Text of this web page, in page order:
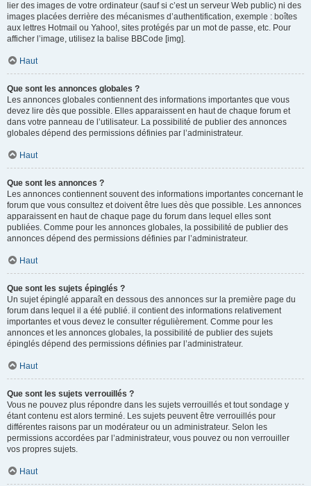
lier des images de votre ordinateur (sauf si c’est un serveur Web public) ni des
images placées derrière des mécanismes d’authentification, exemple : boîtes
aux lettres Hotmail ou Yahoo!, sites protégés par un mot de passe, etc. Pour
afficher l’image, utilisez la balise BBCode [img].
Haut
Que sont les annonces globales ?
Les annonces globales contiennent des informations importantes que vous
devez lire dès que possible. Elles apparaissent en haut de chaque forum et
dans votre panneau de l’utilisateur. La possibilité de publier des annonces
globales dépend des permissions définies par l’administrateur.
Haut
Que sont les annonces ?
Les annonces contiennent souvent des informations importantes concernant le
forum que vous consultez et doivent être lues dès que possible. Les annonces
apparaissent en haut de chaque page du forum dans lequel elles sont
publiées. Comme pour les annonces globales, la possibilité de publier des
annonces dépend des permissions définies par l’administrateur.
Haut
Que sont les sujets épinglés ?
Un sujet épinglé apparaît en dessous des annonces sur la première page du
forum dans lequel il a été publié. il contient des informations relativement
importantes et vous devez le consulter régulièrement. Comme pour les
annonces et les annonces globales, la possibilité de publier des sujets
épinglés dépend des permissions définies par l’administrateur.
Haut
Que sont les sujets verrouillés ?
Vous ne pouvez plus répondre dans les sujets verrouillés et tout sondage y
étant contenu est alors terminé. Les sujets peuvent être verrouillés pour
différentes raisons par un modérateur ou un administrateur. Selon les
permissions accordées par l’administrateur, vous pouvez ou non verrouiller
vos propres sujets.
Haut